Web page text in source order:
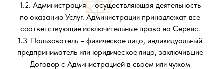
1.2. Администрация – осуществляющая деятельность
по оказанию Услуг. Администрации принадлежат все
соответствующие исключительные права на Сервис.
1.3. Пользователь – физическое лицо, индивидуальный
предприниматель или юридическое лицо, заключившие
Договор с Администрацией в своем или чужом